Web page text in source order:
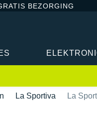
BEZORGING
La Sportiva La